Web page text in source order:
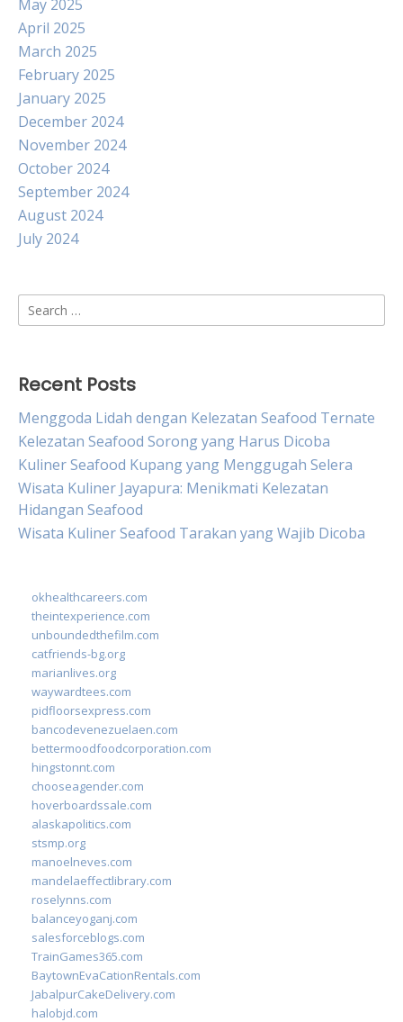
May 2025
April 2025
March 2025
February 2025
January 2025
December 2024
November 2024
October 2024
September 2024
August 2024
July 2024
Search
for:
Recent Posts
Menggoda Lidah dengan Kelezatan Seafood Ternate
Kelezatan Seafood Sorong yang Harus Dicoba
Kuliner Seafood Kupang yang Menggugah Selera
Wisata Kuliner Jayapura: Menikmati Kelezatan
Hidangan Seafood
Wisata Kuliner Seafood Tarakan yang Wajib Dicoba
okhealthcareers.com
theintexperience.com
unboundedthefilm.com
catfriends-bg.org
marianlives.org
waywardtees.com
pidfloorsexpress.com
bancodevenezuelaen.com
bettermoodfoodcorporation.com
hingstonnt.com
chooseagender.com
hoverboardssale.com
alaskapolitics.com
stsmp.org
manoelneves.com
mandelaeffectlibrary.com
roselynns.com
balanceyoganj.com
salesforceblogs.com
TrainGames365.com
BaytownEvaCationRentals.com
JabalpurCakeDelivery.com
halobjd.com